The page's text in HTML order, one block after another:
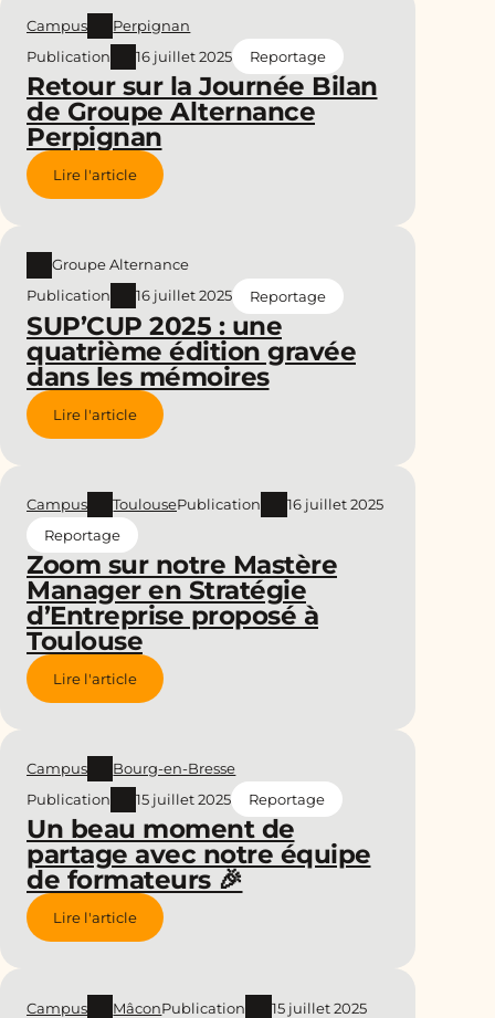
Retour sur la Journée Bilan
de Groupe Alternance
Perpignan
Campus
Perpignan
Publication
16 juillet 2025 Reportage
Lire l'article
SUP’CUP 2025 : une
quatrième édition gravée
dans les mémoires
Groupe Alternance
Publication
16 juillet 2025 Reportage
Lire l'article
Zoom sur notre Mastère
Manager en Stratégie
d’Entreprise proposé à
Toulouse
Campus ToulousePublication
16 juillet 2025
Reportage
Lire l'article
Un beau moment de
partage avec notre équipe
de formateurs 🎉
Campus
Bourg-en-Bresse
Publication
15 juillet 2025 Reportage
Lire l'article
Campus MâconPublication
15 juillet 2025